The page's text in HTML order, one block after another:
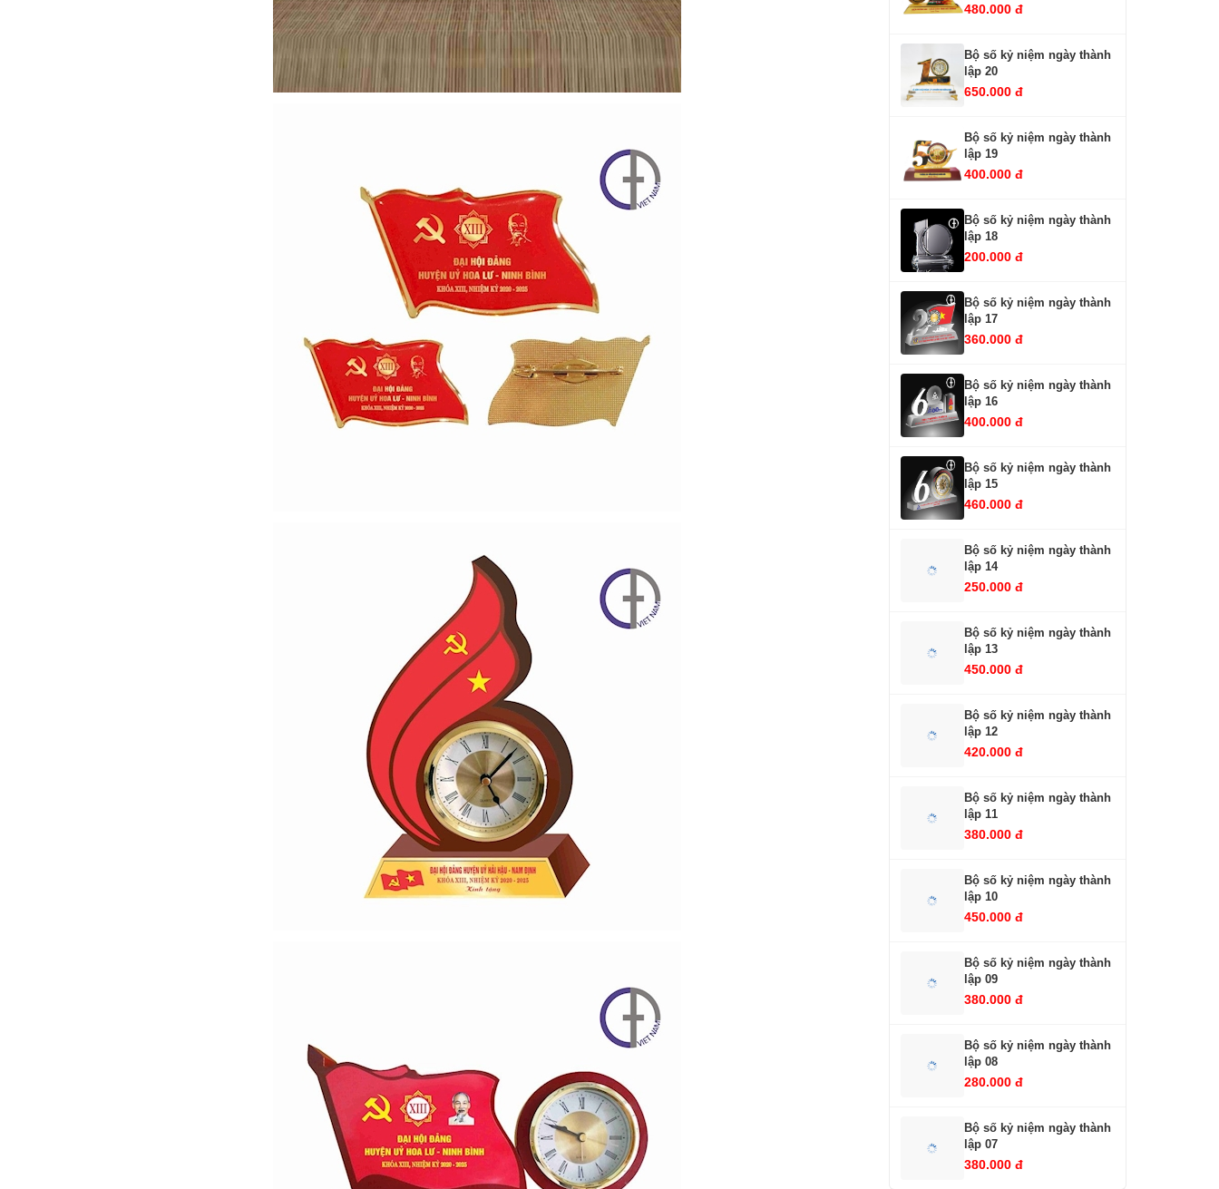
480.000 đ
Bộ số kỷ niệm ngày thành
lập 20
650.000 đ
Bộ số kỷ niệm ngày thành
lập 19
400.000 đ
Bộ số kỷ niệm ngày thành
lập 18
200.000 đ
Bộ số kỷ niệm ngày thành
lập 17
360.000 đ
Bộ số kỷ niệm ngày thành
lập 16
400.000 đ
Bộ số kỷ niệm ngày thành
lập 15
460.000 đ
Bộ số kỷ niệm ngày thành
lập 14
250.000 đ
Bộ số kỷ niệm ngày thành
lập 13
450.000 đ
Bộ số kỷ niệm ngày thành
lập 12
420.000 đ
Bộ số kỷ niệm ngày thành
lập 11
380.000 đ
Bộ số kỷ niệm ngày thành
lập 10
450.000 đ
Bộ số kỷ niệm ngày thành
lập 09
380.000 đ
Bộ số kỷ niệm ngày thành
lập 08
280.000 đ
Bộ số kỷ niệm ngày thành
lập 07
380.000 đ